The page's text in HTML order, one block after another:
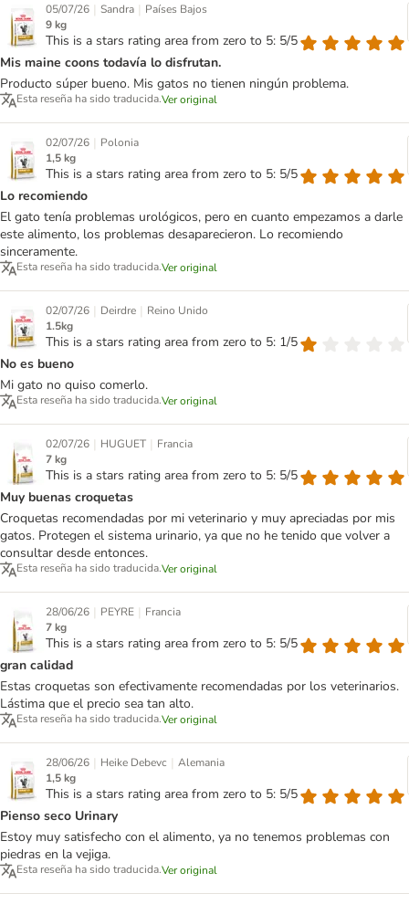
05/07/26 | Sandra | Países Bajos
9 kg
This is a stars rating area from zero to 5: 5/5
Mis maine coons todavía lo disfrutan.
Producto súper bueno. Mis gatos no tienen ningún problema.
Esta reseña ha sido traducida.Ver original
02/07/26 | Polonia
1,5 kg
This is a stars rating area from zero to 5: 5/5
Lo recomiendo
El gato tenía problemas urológicos, pero en cuanto empezamos a darle
este alimento, los problemas desaparecieron. Lo recomiendo
sinceramente.
Esta reseña ha sido traducida.Ver original
02/07/26 | Deirdre | Reino Unido
1.5kg
This is a stars rating area from zero to 5: 1/5
No es bueno
Mi gato no quiso comerlo.
Esta reseña ha sido traducida.Ver original
02/07/26 | HUGUET | Francia
7 kg
This is a stars rating area from zero to 5: 5/5
Muy buenas croquetas
Croquetas recomendadas por mi veterinario y muy apreciadas por mis
gatos. Protegen el sistema urinario, ya que no he tenido que volver a
consultar desde entonces.
Esta reseña ha sido traducida.Ver original
28/06/26 | PEYRE | Francia
7 kg
This is a stars rating area from zero to 5: 5/5
gran calidad
Estas croquetas son efectivamente recomendadas por los veterinarios.
Lástima que el precio sea tan alto.
Esta reseña ha sido traducida.Ver original
28/06/26 | Heike Debevc | Alemania
1,5 kg
This is a stars rating area from zero to 5: 5/5
Pienso seco Urinary
Estoy muy satisfecho con el alimento, ya no tenemos problemas con
piedras en la vejiga.
Esta reseña ha sido traducida.Ver original